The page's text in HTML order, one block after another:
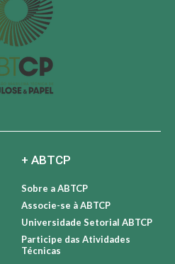
+ ABTCP
Sobre a ABTCP
Associe-se à ABTCP
Universidade Setorial ABTCP
Participe das Atividades
Técnicas